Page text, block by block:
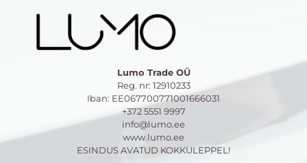
Lumo Trade OÜ
Reg. nr: 12910233
Iban: EE067700771001666031
+372 5551 9997
info@lumo.ee
www.lumo.ee
ESINDUS AVATUD KOKKULEPPEL!